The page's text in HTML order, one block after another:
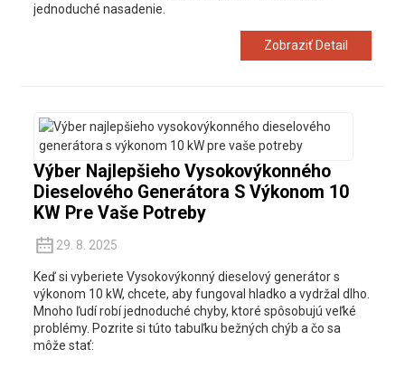
jednoduché nasadenie.
Zobraziť Detail
Výber Najlepšieho Vysokovýkonného
Dieselového Generátora S Výkonom 10
KW Pre Vaše Potreby
29. 8. 2025
Keď si vyberiete Vysokovýkonný dieselový generátor s
výkonom 10 kW, chcete, aby fungoval hladko a vydržal dlho.
Mnoho ľudí robí jednoduché chyby, ktoré spôsobujú veľké
problémy. Pozrite si túto tabuľku bežných chýb a čo sa
môže stať: